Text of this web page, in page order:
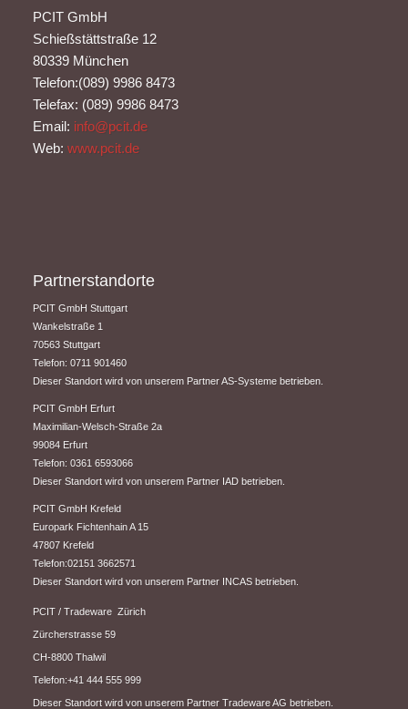
PCIT GmbH
Schießstättstraße 12
80339 München
Telefon:(089) 9986 8473
Telefax: (089) 9986 8473
Email: info@pcit.de
Web:www.pcit.de
Partnerstandorte
PCIT GmbH Stuttgart
​Wankelstraße 1
70563 Stuttgart
Telefon: 0711 901460
Dieser Standort wird von unserem Partner AS-Systeme betrieben.
PCIT GmbH Erfurt
​Maximilian-Welsch-Straße 2a
99084 Erfurt
Telefon: 0361 6593066
Dieser Standort wird von unserem Partner IAD betrieben.
PCIT GmbH Krefeld
Europark Fichtenhain A 15
47807 Krefeld
Telefon:02151 3662571
Dieser Standort wird von unserem Partner INCAS betrieben.
PCIT / Tradeware Zürich
Zürcherstrasse 59
CH-8800 Thalwil
Telefon:+41 444 555 999
Dieser Standort wird von unserem Partner Tradeware AG betrieben.